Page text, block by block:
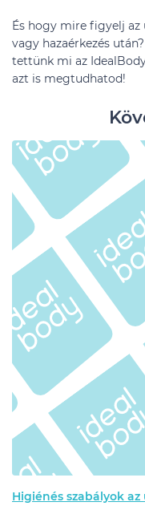
És hogy mire figyelj az
vagy hazaérkezés
tettünk mi az
azt is megtudhatod!
Higiénés szabályok